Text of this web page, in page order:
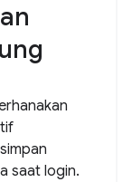
saat login.